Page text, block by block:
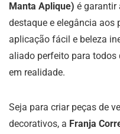
Manta Aplique) é garantir
destaque e elegância aos
aplicação fácil e beleza
aliado perfeito para
em realidade.
Seja para criar peças de
decorativos, a Franja